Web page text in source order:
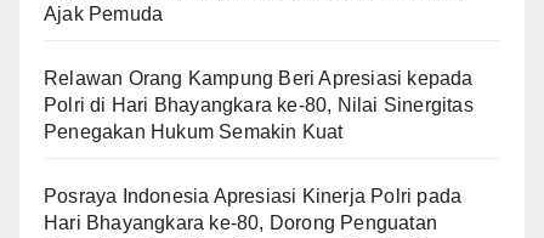
Ajak Pemuda
Relawan Orang Kampung Beri Apresiasi kepada
Polri di Hari Bhayangkara ke-80, Nilai Sinergitas
Penegakan Hukum Semakin Kuat
Posraya Indonesia Apresiasi Kinerja Polri pada
Hari Bhayangkara ke-80, Dorong Penguatan